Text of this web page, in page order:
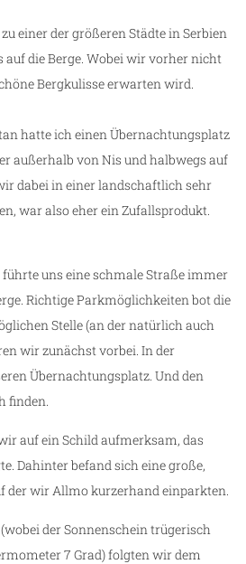
einer der größeren Städte in Serbien
die Berge. Wobei wir vorher nicht
Bergkulisse erwarten wird.
hatte ich einen Übernachtungsplatz
außerhalb von Nis und halbwegs auf
dabei in einer landschaftlich sehr
war also eher ein Zufallsprodukt.
uns eine schmale Straße immer
Richtige Parkmöglichkeiten bot die
Stelle (an der natürlich auch
wir zunächst vorbei. In der
Übernachtungsplatz. Und den
finden.
auf ein Schild aufmerksam, das
Dahinter befand sich eine große,
der wir Allmo kurzerhand einparkten.
der Sonnenschein trügerisch
7 Grad) folgten wir dem